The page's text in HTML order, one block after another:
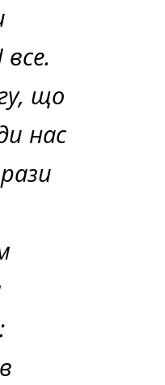
що
нас